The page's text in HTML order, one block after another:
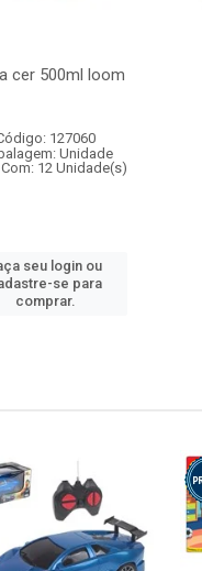
cer 500ml loom
127060
Unidade
12 Unidade(s)
seu login ou
se para
comprar.